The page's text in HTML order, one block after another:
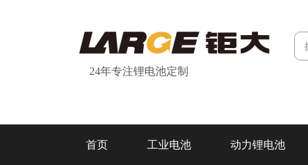
24年专注锂电池定制
首页 工业电池 动力锂电池